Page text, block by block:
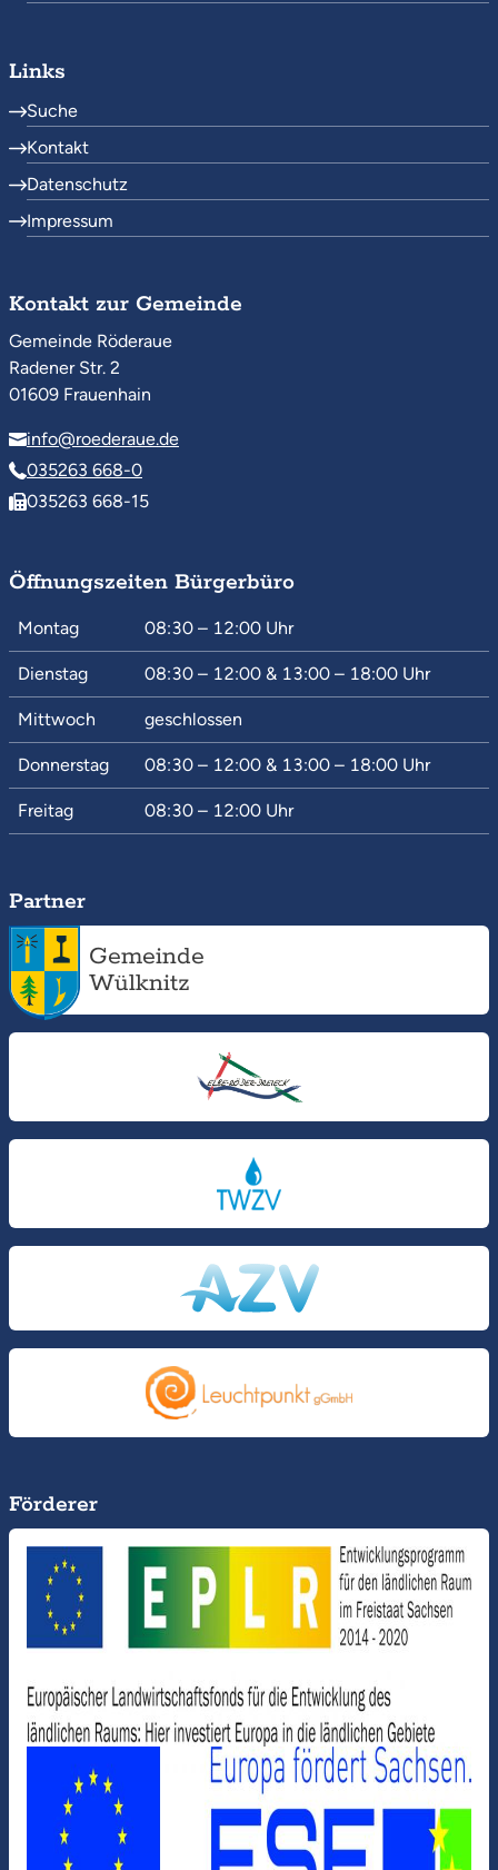
Links
Suche
Kontakt
Datenschutz
Impressum
Kontakt zur Gemeinde
Gemeinde Röderaue
Radener Str. 2
01609 Frauenhain
info@roederaue.de
035263 668-0
035263 668-15
Öffnungszeiten Bürgerbüro
Montag 08:30 – 12:00 Uhr
Dienstag 08:30 – 12:00 & 13:00 – 18:00 Uhr
Mittwoch geschlossen
Donnerstag 08:30 – 12:00 & 13:00 – 18:00 Uhr
Freitag 08:30 – 12:00 Uhr
Partner
Gemeinde
Wülknitz
Förderer